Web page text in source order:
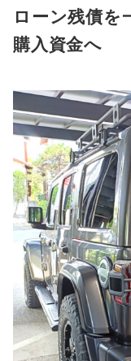
ローン残債を
購入資金へ